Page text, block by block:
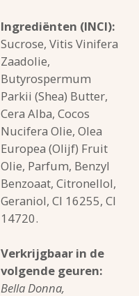
Ingrediënten (INCI):
Sucrose, Vitis Vinifera
Zaadolie,
Butyrospermum
Parkii (Shea) Butter,
Cera Alba, Cocos
Nucifera Olie, Olea
Europea (Olijf) Fruit
Olie, Parfum, Benzyl
Benzoaat, Citronellol,
Geraniol, CI 16255, CI
14720.
Verkrijgbaar in de
volgende geuren:
Bella Donna,